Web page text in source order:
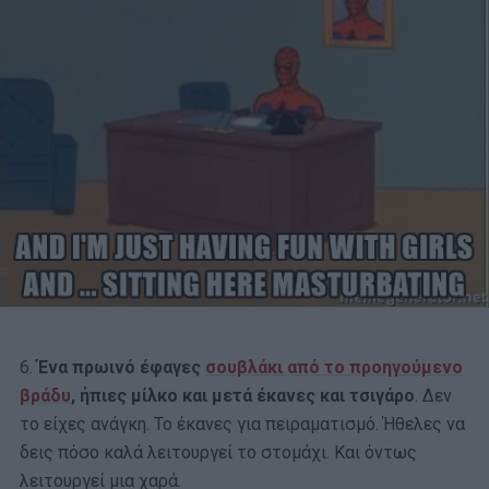
6.Ένα πρωινό έφαγες σουβλάκι από το προηγούμενο
βράδυ, ήπιες μίλκο και μετά έκανες και τσιγάρο. Δεν
το είχες ανάγκη. Το έκανες για πειραματισμό. Ήθελες να
δεις πόσο καλά λειτουργεί το στομάχι. Και όντως
λειτουργεί μια χαρά.